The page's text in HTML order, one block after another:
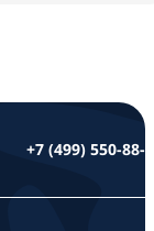
+7 (499) 550-88-